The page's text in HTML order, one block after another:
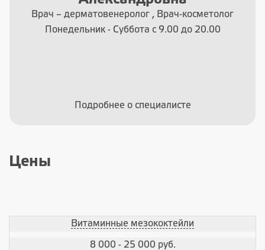
Врач – дерматовенеролог , Врач-косметолог
Понедельник - Суббота с 9.00 до 20.00
Подробнее о специалисте
Цены
Витаминные мезококтейли
8 000 - 25 000 руб.